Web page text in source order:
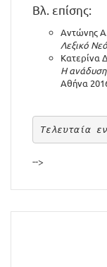
Βλ. επίσης:
Αντώνης
Λεξικό
Κατερίνα
Η
Αθήνα
Τελευταία
-->